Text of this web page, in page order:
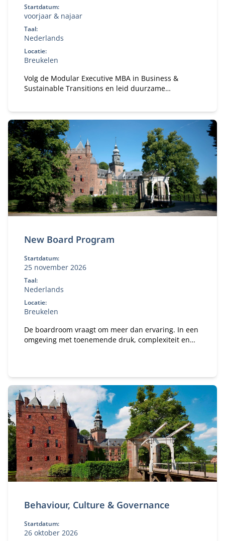
Startdatum:
voorjaar & najaar
Taal:
Nederlands
Locatie:
Breukelen
Volg de Modular Executive MBA in Business &
Sustainable Transitions en leid duurzame
New Board Program
Startdatum:
25 november 2026
Taal:
Nederlands
Locatie:
Breukelen
De boardroom vraagt om meer dan ervaring. In een
omgeving met toenemende druk, complexiteit en
Board Program ontwikkel je jouw besluitvorming,
stakeholderdialoog en constructieve tegenspraak,
en vertaal je iedere module direct naar jouw
praktijk.
Behaviour, Culture & Governance
Startdatum:
26 oktober 2026